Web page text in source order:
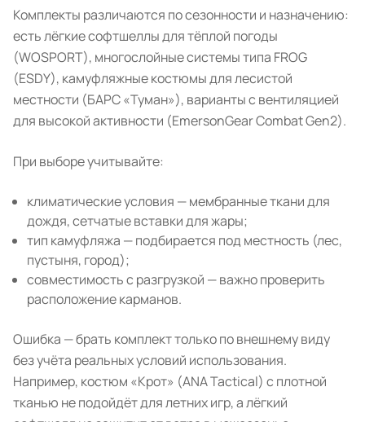
Комплекты различаются по сезонности и назначению:
есть лёгкие софтшеллы для тёплой погоды
(WOSPORT), многослойные системы типа FROG
(ESDY), камуфляжные костюмы для лесистой
местности (БАРС «Туман»), варианты с вентиляцией
для высокой активности (EmersonGear Combat Gen2).
При выборе учитывайте:
климатические условия — мембранные ткани для
дождя, сетчатые вставки для жары;
тип камуфляжа — подбирается под местность (лес,
пустыня, город);
совместимость с разгрузкой — важно проверить
расположение карманов.
Ошибка — брать комплект только по внешнему виду
без учёта реальных условий использования.
Например, костюм «Крот» (ANA Tactical) с плотной
тканью не подойдёт для летних игр, а лёгкий